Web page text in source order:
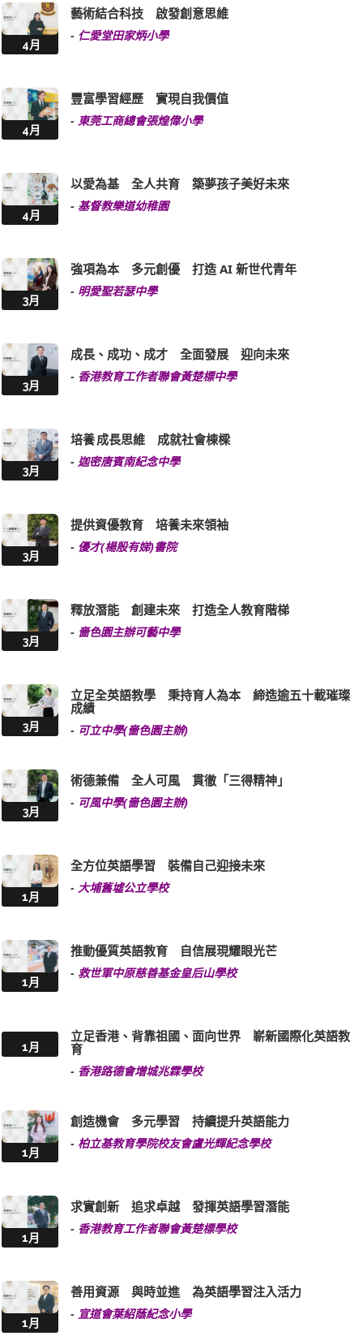
4月
藝術結合科技 啟發創意思維
- 仁愛堂田家炳小學
4月
豐富學習經歷 實現自我價值
- 東莞工商總會張煌偉小學
4月
以愛為基 全人共育 築夢孩子美好未來
- 基督教樂道幼稚園
3月
強項為本 多元創優 打造 AI 新世代青年
- 明愛聖若瑟中學
3月
成長、成功、成才 全面發展 迎向未來
- 香港教育工作者聯會黃楚標中學
3月
培養 成長思維 成就社會棟樑
- 迦密唐賓南紀念中學
3月
提供資優教育 培養未來領袖
- 優才(楊殷有娣)書院
3月
釋放潛能 創建未來 打造全人教育階梯
- 嗇色園主辦可藝中學
3月
立足全英語教學 秉持育人為本 締造逾五十載璀璨
成績
- 可立中學(嗇色園主辦)
3月
術德兼備 全人可風 貫徹「三得精神」
- 可風中學(嗇色園主辦)
1月
全方位英語學習 裝備自己迎接未來
- 大埔舊墟公立學校
1月
推動優質英語教育 自信展現耀眼光芒
- 救世軍中原慈善基金皇后山學校
1月
立足香港、背靠祖國、面向世界 嶄新國際化英語教
育
- 香港路德會增城兆霖學校
1月
創造機會 多元學習 持續提升英語能力
- 柏立基教育學院校友會盧光輝紀念學校
1月
求實創新 追求卓越 發揮英語學習潛能
- 香港教育工作者聯會黃楚標學校
1月
善用資源 與時並進 為英語學習注入活力
- 宣道會葉紹蔭紀念小學